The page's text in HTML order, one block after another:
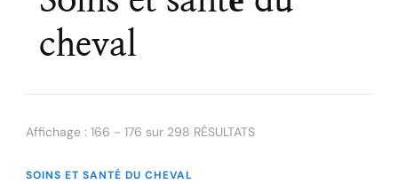
cheval
Affichage : 166 - 176 sur 298 RÉSULTATS
SOINS ET SANTÉ DU CHEVAL